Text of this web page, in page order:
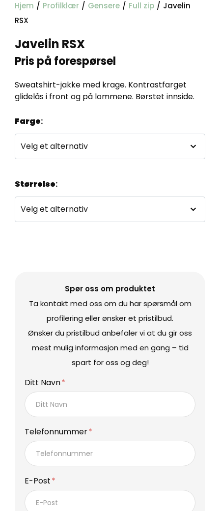
Hjem / Profilklær / Gensere / Full zip / Javelin
RSX
Javelin RSX
Pris på forespørsel
Sweatshirt-jakke med krage. Kontrastfarget
glidelås i front og på lommene. Børstet innside.
Farge:
Størrelse:
Spør oss om produktet
Ta kontakt med oss om du har spørsmål om
profilering eller ønsker et pristilbud.
Ønsker du pristilbud anbefaler vi at du gir oss
mest mulig informasjon med en gang – tid
spart for oss og deg!
Ditt Navn
Telefonnummer
E-Post